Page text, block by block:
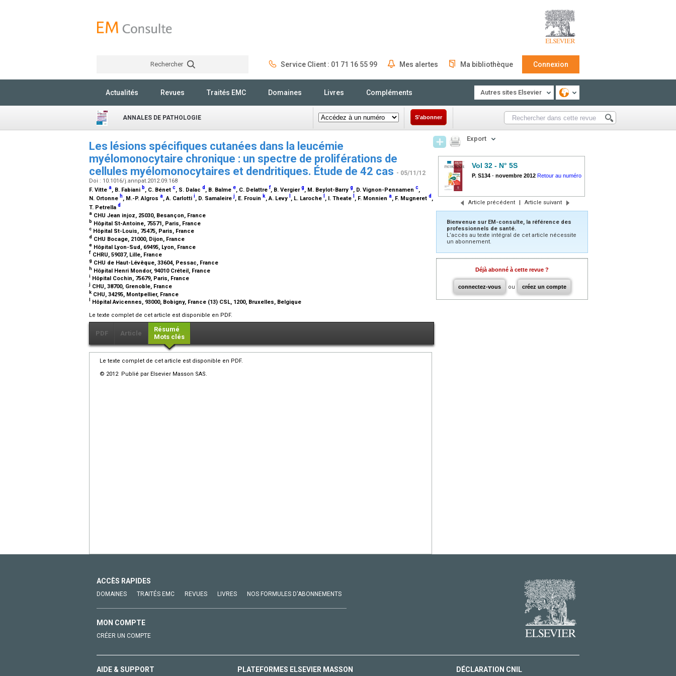
Rechercher Service Client : 01 71 16 55 99 Mes alertes Ma bibliothèque Connexion
Actualités Revues Traités EMC Domaines Livres Compléments Autres sites Elsevier
ANNALES DE PATHOLOGIE S'abonner
Les lésions spécifiques cutanées dans la leucémie
myélomonocytaire chronique : un spectre de proliférations de
cellules myélomonocytaires et dendritiques. Étude de 42 cas - 05/11/12
Doi : 10.1016/j.annpat.2012.09.168
F. Vitte a, B. Fabiani b, C. Bénet c, S. Dalac d , B. Balme e, C. Delattre f, B. Vergierg, M. Beylot-Barry g, D. Vignon-Pennamen c,
N. Ortonne h, M.-P. Algros a, A. Carlotti i, D. Samaleirej, E. Frouin k, A. Levy , L. Laroche , I. Theate , F. Monnien a, F. Mugneret d ,
T. Petrella d
a CHU Jean injoz, 25030, Besançon, France
b Hôpital St-Antoine, 75571, Paris, France
c Hôpital St-Louis, 75475, Paris, France
d CHU Bocage, 21000, Dijon, France
e Hôpital Lyon-Sud, 69495, Lyon, France
f CHRU, 59037, Lille, France
g CHU de Haut-Lévêque, 33604, Pessac, France
h Hôpital Henri Mondor, 94010 Créteil, France
i Hôpital Cochin, 75679, Paris, France
j CHU, 38700, Grenoble, France
k CHU, 34295, Montpellier, France
Hôpital Avicennes, 93000, Bobigny, France (13) CSL, 1200, Bruxelles, Belgique
Le texte complet de cet article est disponible en PDF.
PDF Article
Résumé
Mots clés
Le texte complet de cet article est disponible en PDF.
© 2012 Publié par Elsevier Masson SAS.
Export
Vol 32 - N° 5S
P. S134 - novembre 2012 Retour au numéro
Article précédent | Article suivant
Bienvenue sur EM-consulte, la référence des
professionnels de santé.
L’accès au texte intégral de cet article nécessite
un abonnement.
Déjà abonné à cette revue ?
connectez-vous ou créez un compte
ACCÈS RAPIDES
DOMAINES TRAITÉS EMC REVUES LIVRES NOS FORMULES D'ABONNEMENTS
MON COMPTE
CRÉER UN COMPTE
AIDE & SUPPORT PLATEFORMES ELSEVIER MASSON DÉCLARATION CNIL